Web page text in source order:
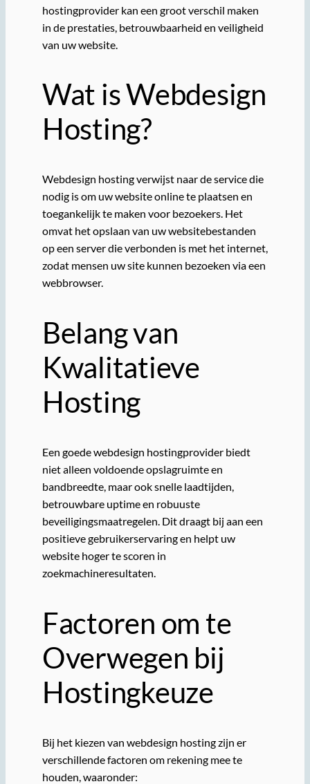
hostingprovider kan een groot verschil maken
in de prestaties, betrouwbaarheid en veiligheid
van uw website.
Wat is Webdesign
Hosting?
Webdesign hosting verwijst naar de service die
nodig is om uw website online te plaatsen en
toegankelijk te maken voor bezoekers. Het
omvat het opslaan van uw websitebestanden
op een server die verbonden is met het internet,
zodat mensen uw site kunnen bezoeken via een
webbrowser.
Belang van
Kwalitatieve
Hosting
Een goede webdesign hostingprovider biedt
niet alleen voldoende opslagruimte en
bandbreedte, maar ook snelle laadtijden,
betrouwbare uptime en robuuste
beveiligingsmaatregelen. Dit draagt bij aan een
positieve gebruikerservaring en helpt uw
website hoger te scoren in
zoekmachineresultaten.
Factoren om te
Overwegen bij
Hostingkeuze
Bij het kiezen van webdesign hosting zijn er
verschillende factoren om rekening mee te
houden, waaronder: